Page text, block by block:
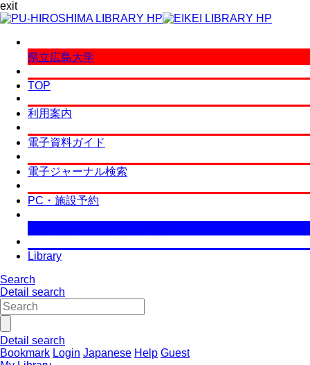
exit
県立広島大学
TOP
利用案内
電子資料ガイド
電子ジャーナル検索
PC・施設予約
Library
Search
Detail search
Detail search
Bookmark Login Japanese Help Guest